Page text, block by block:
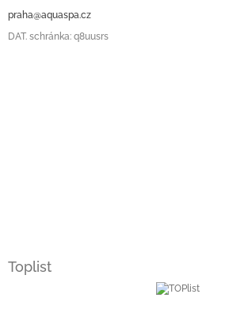
praha@aquaspa.cz
DAT. schránka: q8uusrs
Toplist